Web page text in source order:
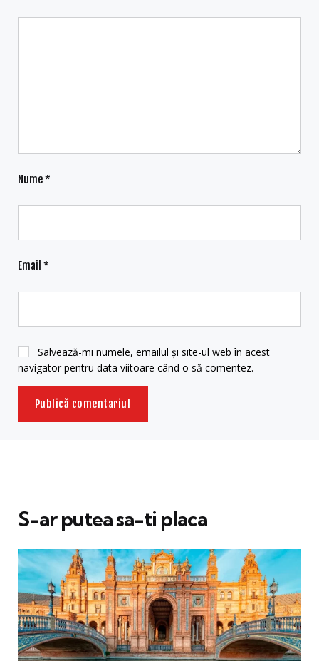
Nume*
Email *
Salvează-mi numele, emailul și site-ul web în acest
navigator pentru data viitoare când o să comentez.
S-ar putea sa-ti placa